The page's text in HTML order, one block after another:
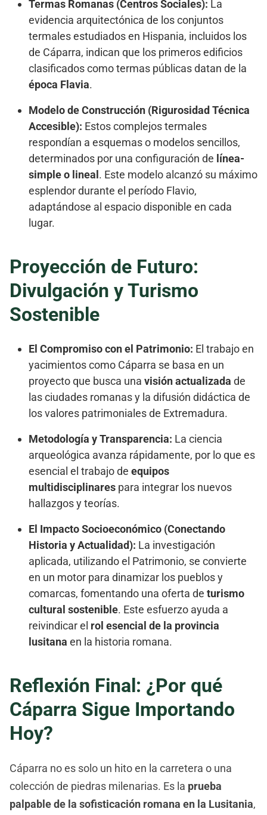
Termas Romanas (Centros Sociales): La
evidencia arquitectónica de los conjuntos
termales estudiados en Hispania, incluidos los
de Cáparra, indican que los primeros edificios
clasificados como termas públicas datan de la
época Flavia.
Modelo de Construcción (Rigurosidad Técnica
Accesible): Estos complejos termales
respondían a esquemas o modelos sencillos,
determinados por una configuración de línea-
simple o lineal . Este modelo alcanzó su máximo
esplendor durante el período Flavio,
adaptándose al espacio disponible en cada
lugar.
Proyección de Futuro:
Divulgación y Turismo
Sostenible
El Compromiso con el Patrimonio: El trabajo en
yacimientos como Cáparra se basa en un
proyecto que busca una visión actualizada de
las ciudades romanas y la difusión didáctica de
los valores patrimoniales de Extremadura.
Metodología y Transparencia: La ciencia
arqueológica avanza rápidamente, por lo que es
esencial el trabajo de equipos
multidisciplinares para integrar los nuevos
hallazgos y teorías.
El Impacto Socioeconómico (Conectando
Historia y Actualidad): La investigación
aplicada, utilizando el Patrimonio, se convierte
en un motor para dinamizar los pueblos y
comarcas, fomentando una oferta de turismo
cultural sostenible. Este esfuerzo ayuda a
reivindicar el rol esencial de la provincia
lusitana en la historia romana.
Reflexión Final: ¿Por qué
Cáparra Sigue Importando
Hoy?
Cáparra no es solo un hito en la carretera o una
colección de piedras milenarias. Es la prueba
palpable de la sofisticación romana en la Lusitania,